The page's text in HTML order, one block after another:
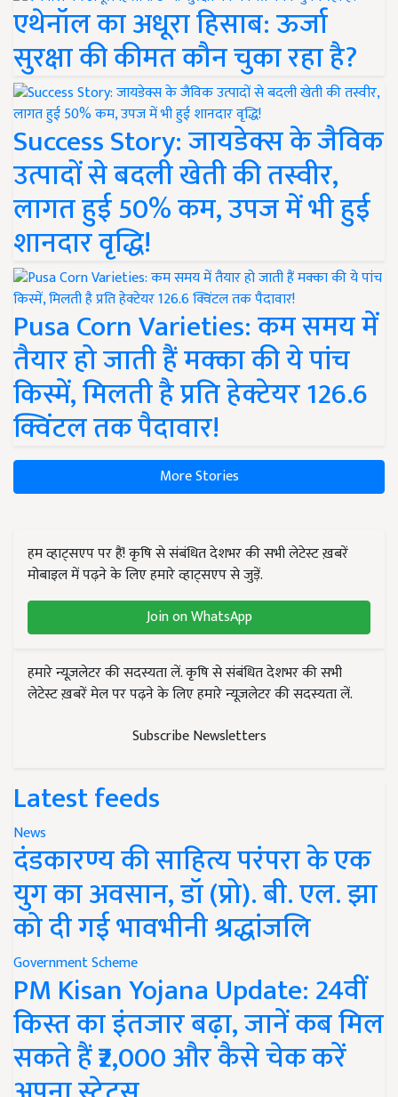
एथेनॉल का अधूरा हिसाब: ऊर्जा
सुरक्षा की कीमत कौन चुका रहा है?
Success Story: जायडेक्स के जैविक
उत्पादों से बदली खेती की तस्वीर,
लागत हुई 50% कम, उपज में भी हुई
शानदार वृद्धि!
Pusa Corn Varieties: कम समय में
तैयार हो जाती हैं मक्का की ये पांच
किस्में, मिलती है प्रति हेक्टेयर 126.6
क्विंटल तक पैदावार!
More Stories
हम व्हाट्सएप पर हैं! कृषि से संबंधित देशभर की सभी लेटेस्ट ख़बरें
मोबाइल में पढ़ने के लिए हमारे व्हाट्सएप से जुड़ें.
Join on WhatsApp
हमारे न्यूज़लेटर की सदस्यता लें. कृषि से संबंधित देशभर की सभी
लेटेस्ट ख़बरें मेल पर पढ़ने के लिए हमारे न्यूज़लेटर की सदस्यता लें.
Subscribe Newsletters
Latest feeds
News
दंडकारण्य की साहित्य परंपरा के एक
युग का अवसान, डॉ (प्रो). बी. एल. झा
को दी गई भावभीनी श्रद्धांजलि
Government Scheme
PM Kisan Yojana Update: 24वीं
किस्त का इंतजार बढ़ा, जानें कब मिल
सकते हैं ₹2,000 और कैसे चेक करें